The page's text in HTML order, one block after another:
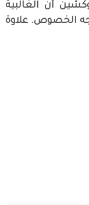
أن الغالبية
الخصوص. علاوة